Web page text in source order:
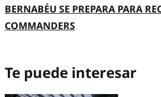
BERNABÉU SE PREPARA PARA
COMMANDERS
Te puede interesar